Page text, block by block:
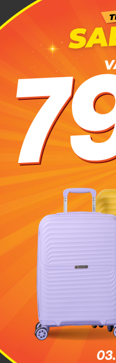
sở hữu thiết kế roll-top
động kết hợp không gian lưu
chỉnh không gian chứa đồ phù
Bền bỉ, giữ form tốt và hỗ trợ
rộng rãi tích hợp nhiều ngăn
khóa Duraflex chắc chắn kết
hỗ trợ phân bổ trọng lượng đều
Hàng Giả Đền 200%
đánh giá sản phẩm
Macbook, Laptop
Blue